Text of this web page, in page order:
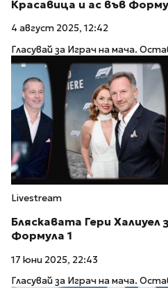
Красавица и ас във
4 август 2025, 12:42
Гласувай за Играч на мача.
Livestream
Бляскавата Гери
Формула 1
17 юни 2025, 22:43
Гласувай за Играч на мача.